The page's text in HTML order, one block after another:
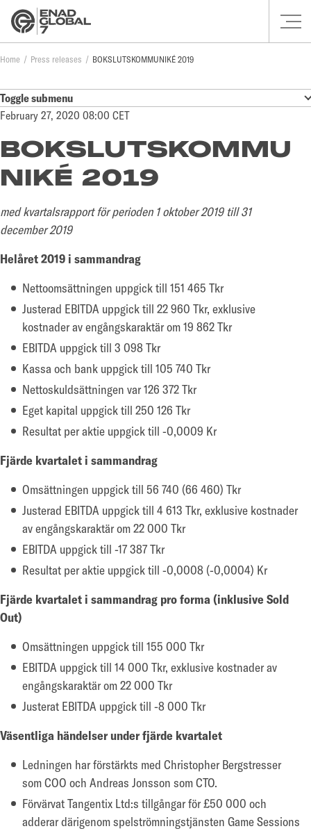
Home Press releases BOKSLUTSKOMMUNIKÉ 2019
Toggle submenu
February 27, 2020 08:00 CET
BOKSLUTSKOMMU
NIKÉ 2019
med kvartalsrapport för perioden 1 oktober 2019 till 31
december 2019
Helåret 2019 i sammandrag
Nettoomsättningen uppgick till 151 465 Tkr
Justerad EBITDA uppgick till 22 960 Tkr, exklusive
kostnader av engångskaraktär om 19 862 Tkr
EBITDA uppgick till 3 098 Tkr
Kassa och bank uppgick till 105 740 Tkr
Nettoskuldsättningen var 126 372 Tkr
Eget kapital uppgick till 250 126 Tkr
Resultat per aktie uppgick till -0,0009 Kr
Fjärde kvartalet i sammandrag
Omsättningen uppgick till 56 740 (66 460) Tkr
Justerad EBITDA uppgick till 4 613 Tkr, exklusive kostnader
av engångskaraktär om 22 000 Tkr
EBITDA uppgick till -17 387 Tkr
Resultat per aktie uppgick till -0,0008 (-0,0004) Kr
Fjärde kvartalet i sammandrag pro forma (inklusive Sold
Out)
Omsättningen uppgick till 155 000 Tkr
EBITDA uppgick till 14 000 Tkr, exklusive kostnader av
engångskaraktär om 22 000 Tkr
Justerat EBITDA uppgick till -8 000 Tkr
Väsentliga händelser under fjärde kvartalet
Ledningen har förstärkts med Christopher Bergstresser
som COO och Andreas Jonsson som CTO.
Förvärvat Tangentix Ltd:s tillgångar för £50 000 och
adderar därigenom spelströmningstjänsten Game Sessions